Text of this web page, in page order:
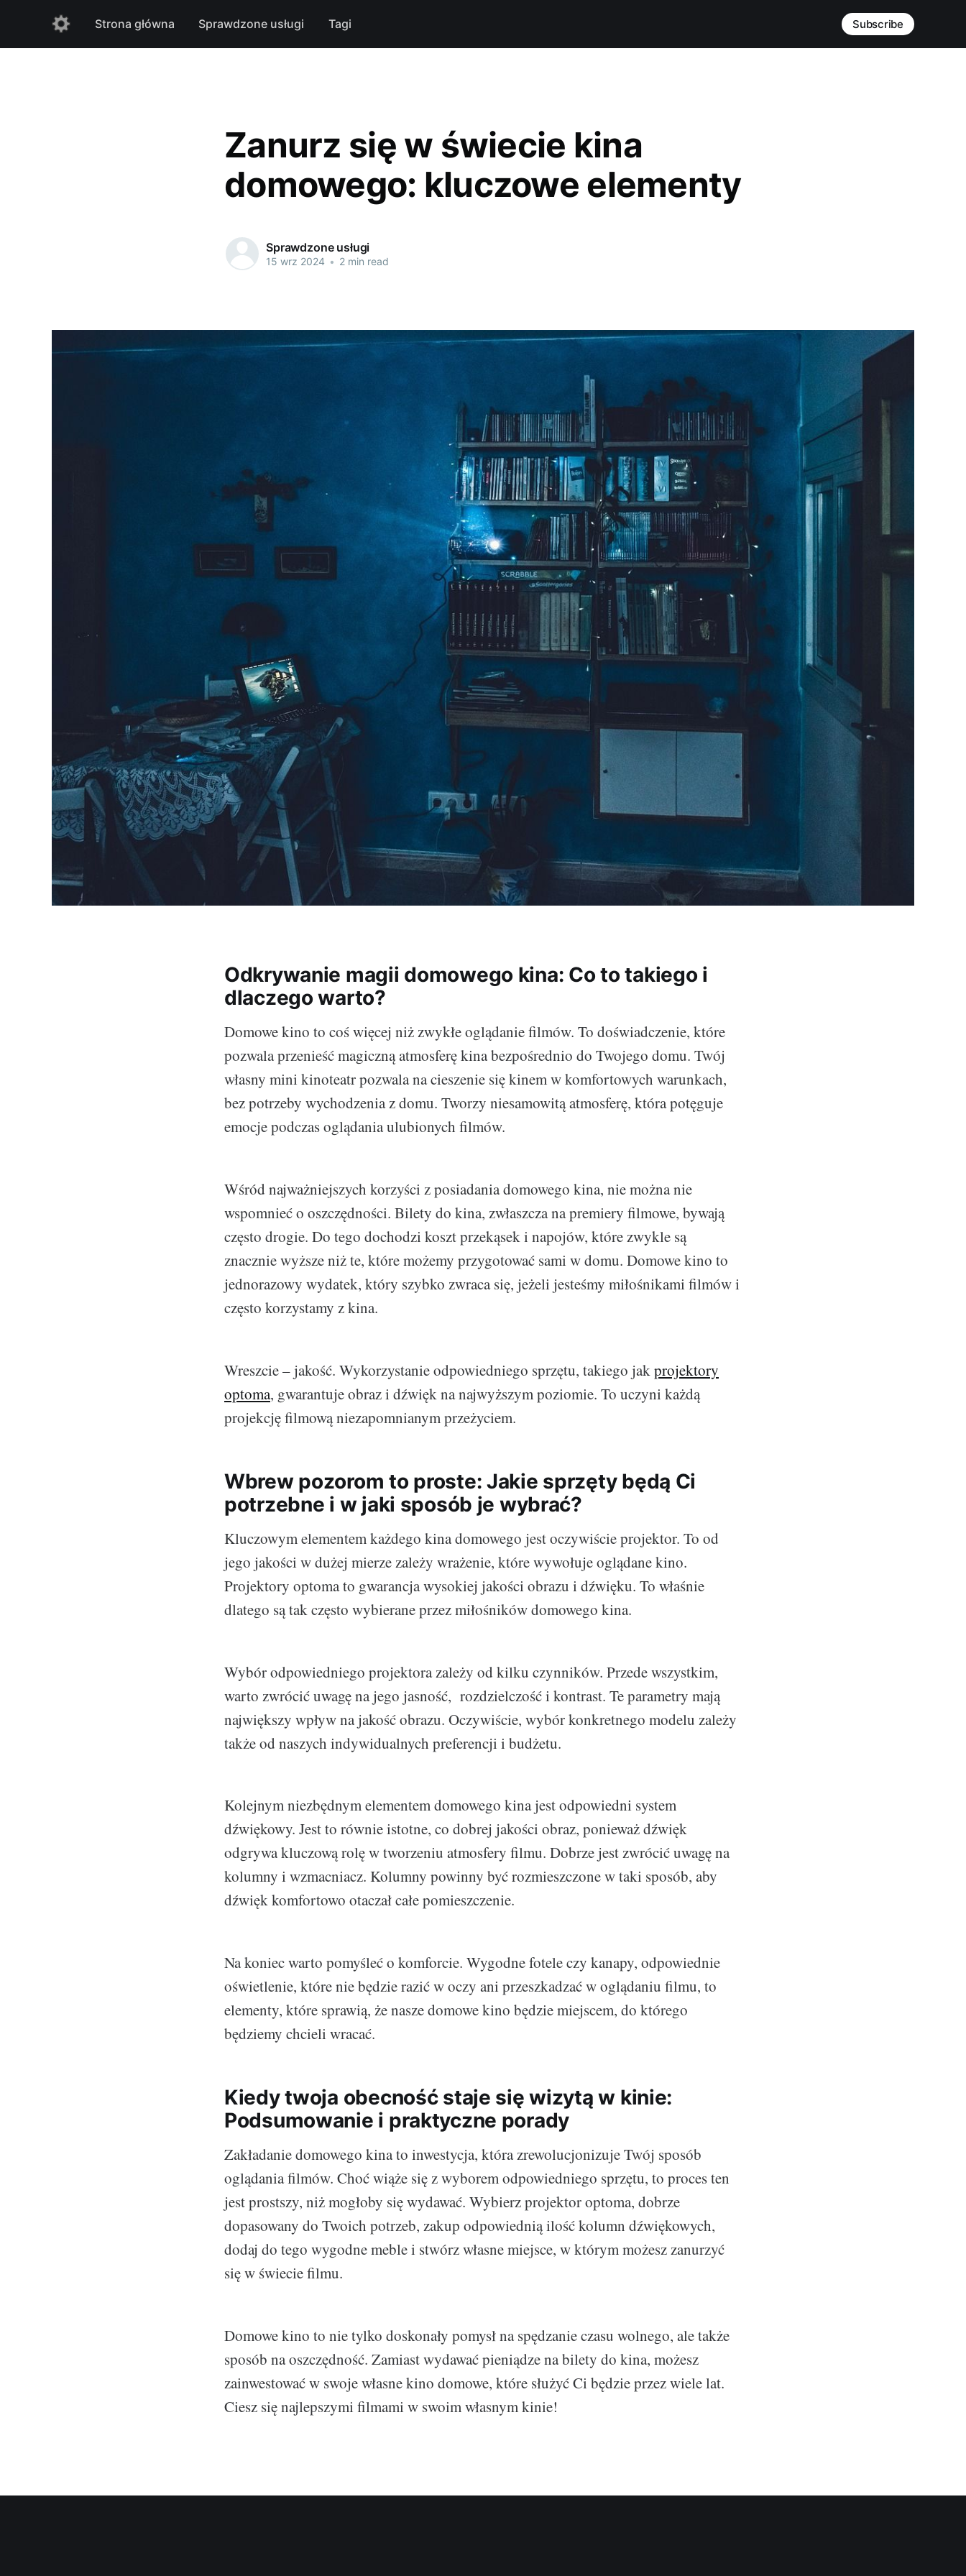
Strona główna Sprawdzone usługi Tagi Subscribe
Zanurz się w świecie kina
domowego: kluczowe elementy
Sprawdzone usługi
15 wrz 2024 • 2 min read
Odkrywanie magii domowego kina: Co to takiego i
dlaczego warto?
Domowe kino to coś więcej niż zwykłe oglądanie filmów. To doświadczenie, które
pozwala przenieść magiczną atmosferę kina bezpośrednio do Twojego domu. Twój
własny mini kinoteatr pozwala na cieszenie się kinem w komfortowych warunkach,
bez potrzeby wychodzenia z domu. Tworzy niesamowitą atmosferę, która potęguje
emocje podczas oglądania ulubionych filmów.
Wśród najważniejszych korzyści z posiadania domowego kina, nie można nie
wspomnieć o oszczędności. Bilety do kina, zwłaszcza na premiery filmowe, bywają
często drogie. Do tego dochodzi koszt przekąsek i napojów, które zwykle są
znacznie wyższe niż te, które możemy przygotować sami w domu. Domowe kino to
jednorazowy wydatek, który szybko zwraca się, jeżeli jesteśmy miłośnikami filmów i
często korzystamy z kina.
Wreszcie – jakość. Wykorzystanie odpowiedniego sprzętu, takiego jakprojektory
optoma, gwarantuje obraz i dźwięk na najwyższym poziomie. To uczyni każdą
projekcję filmową niezapomnianym przeżyciem.
Wbrew pozorom to proste: Jakie sprzęty będą Ci
potrzebne i w jaki sposób je wybrać?
Kluczowym elementem każdego kina domowego jest oczywiście projektor. To od
jego jakości w dużej mierze zależy wrażenie, które wywołuje oglądane kino.
Projektory optoma to gwarancja wysokiej jakości obrazu i dźwięku. To właśnie
dlatego są tak często wybierane przez miłośników domowego kina.
Wybór odpowiedniego projektora zależy od kilku czynników. Przede wszystkim,
warto zwrócić uwagę na jego jasność, rozdzielczość i kontrast. Te parametry mają
największy wpływ na jakość obrazu. Oczywiście, wybór konkretnego modelu zależy
także od naszych indywidualnych preferencji i budżetu.
Kolejnym niezbędnym elementem domowego kina jest odpowiedni system
dźwiękowy. Jest to równie istotne, co dobrej jakości obraz, ponieważ dźwięk
odgrywa kluczową rolę w tworzeniu atmosfery filmu. Dobrze jest zwrócić uwagę na
kolumny i wzmacniacz. Kolumny powinny być rozmieszczone w taki sposób, aby
dźwięk komfortowo otaczał całe pomieszczenie.
Na koniec warto pomyśleć o komforcie. Wygodne fotele czy kanapy, odpowiednie
oświetlenie, które nie będzie razić w oczy ani przeszkadzać w oglądaniu filmu, to
elementy, które sprawią, że nasze domowe kino będzie miejscem, do którego
będziemy chcieli wracać.
Kiedy twoja obecność staje się wizytą w kinie:
Podsumowanie i praktyczne porady
Zakładanie domowego kina to inwestycja, która zrewolucjonizuje Twój sposób
oglądania filmów. Choć wiąże się z wyborem odpowiedniego sprzętu, to proces ten
jest prostszy, niż mogłoby się wydawać. Wybierz projektor optoma, dobrze
dopasowany do Twoich potrzeb, zakup odpowiednią ilość kolumn dźwiękowych,
dodaj do tego wygodne meble i stwórz własne miejsce, w którym możesz zanurzyć
się w świecie filmu.
Domowe kino to nie tylko doskonały pomysł na spędzanie czasu wolnego, ale także
sposób na oszczędność. Zamiast wydawać pieniądze na bilety do kina, możesz
zainwestować w swoje własne kino domowe, które służyć Ci będzie przez wiele lat.
Ciesz się najlepszymi filmami w swoim własnym kinie!